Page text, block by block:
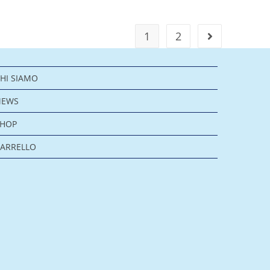
1 2
SIAMO